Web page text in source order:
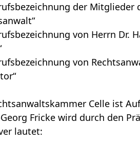
der
von Herrn Dr.
von
Celle ist
Fricke wird durch den
lautet: